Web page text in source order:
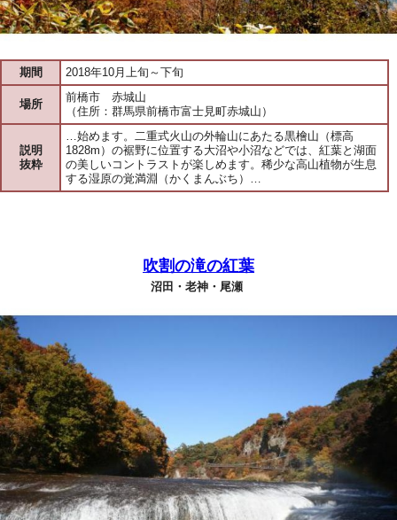
期間 2018年10月上旬～下旬
場所
前橋市 赤城山
（住所：群馬県前橋市富士見町赤城山）
説明
抜粋
…始めます。二重式火山の外輪山にあたる黒檜山（標高
1828m）の裾野に位置する大沼や小沼などでは、紅葉と湖面
の美しいコントラストが楽しめます。稀少な高山植物が生息
する湿原の覚満淵（かくまんぶち）…
吹割の滝の紅葉
沼田・老神・尾瀬